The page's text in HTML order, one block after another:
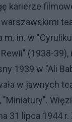
karierze
warszawskimi
m. in. w
(1938-39),
1939 w "Ali
w jawnych
31 lipca 1944 r.